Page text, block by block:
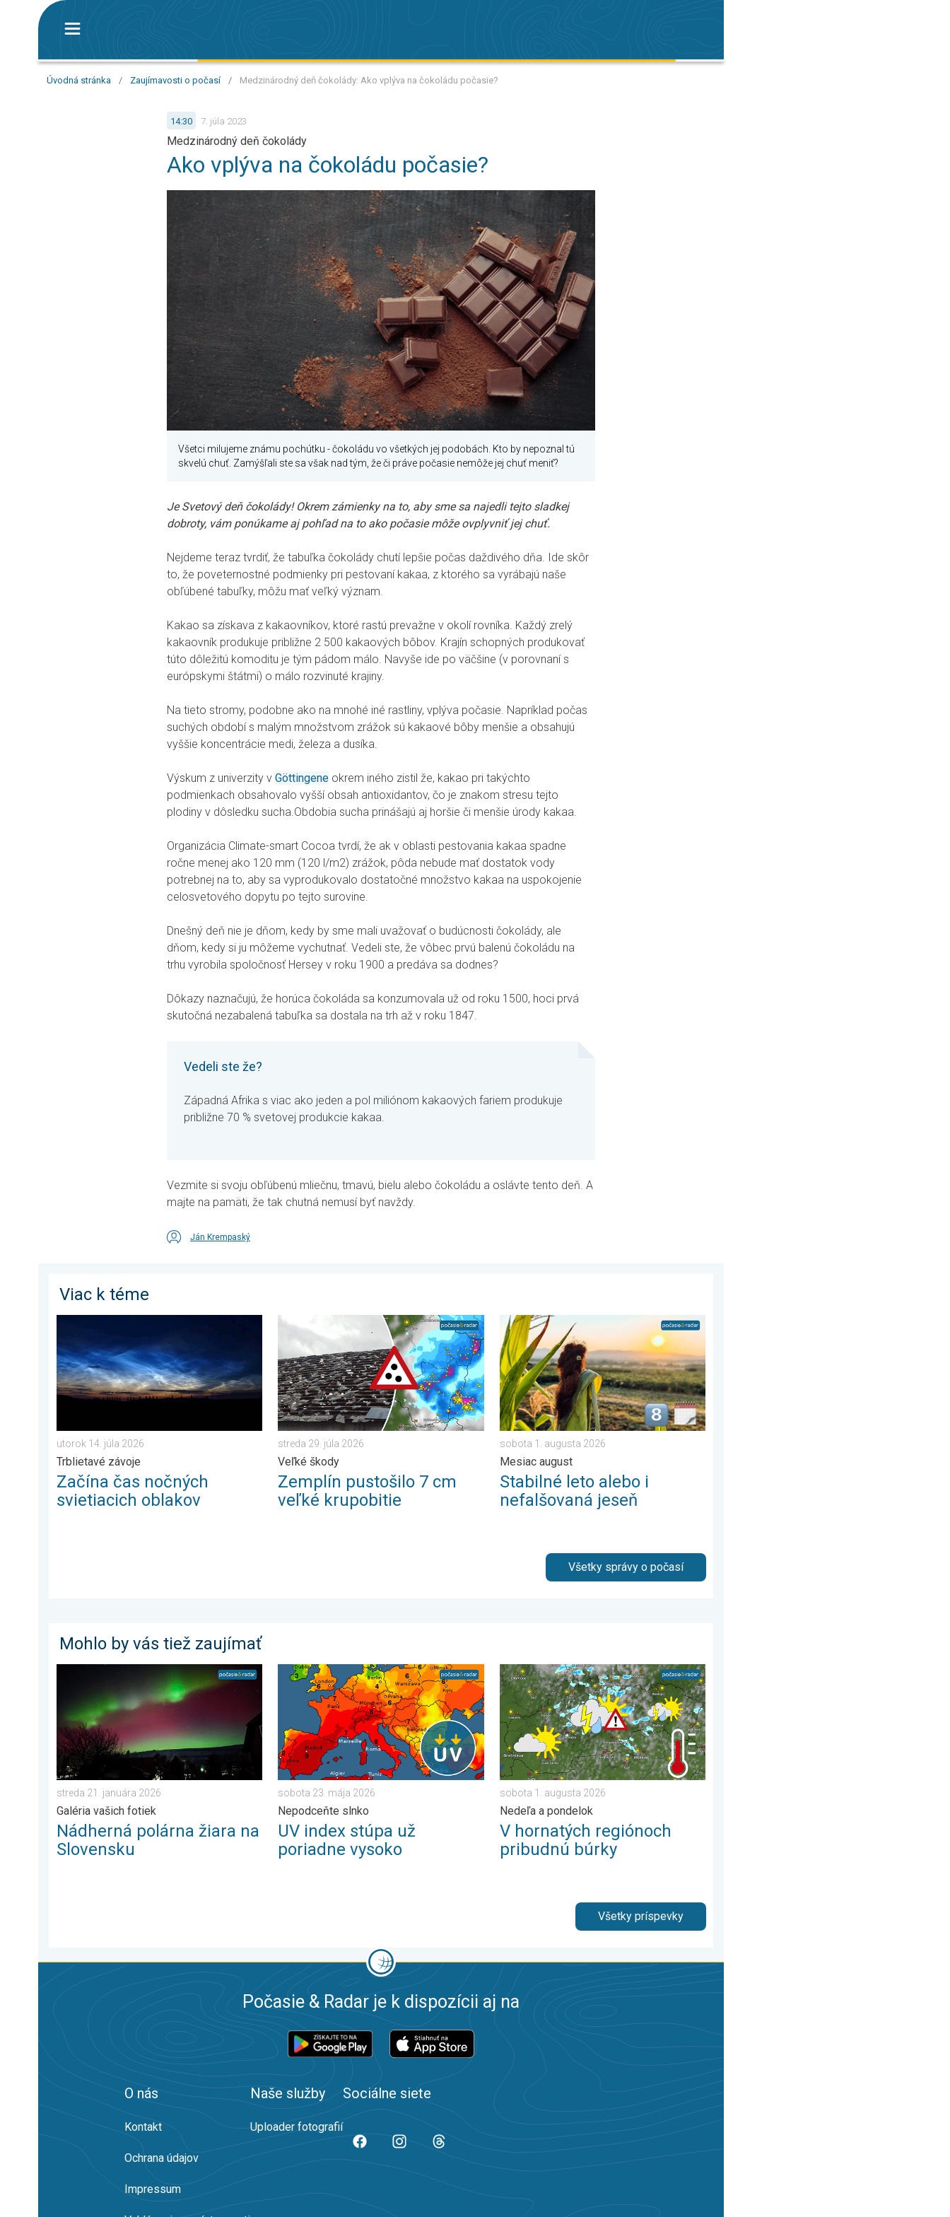
Úvodná stránka / Zaujímavosti o počasí / Medzinárodný deň čokolády: Ako vplýva na čokoládu počasie?
14:30 7. júla 2023
Medzinárodný deň čokolády
Ako vplýva na čokoládu počasie?
Všetci milujeme známu pochútku - čokoládu vo všetkých jej podobách. Kto by nepoznal tú
skvelú chuť. Zamýšľali ste sa však nad tým, že či práve počasie nemôže jej chuť meniť?
Je Svetový deň čokolády! Okrem zámienky na to, aby sme sa najedli tejto sladkej
dobroty, vám ponúkame aj pohľad na to ako počasie môže ovplyvniť jej chuť.
Nejdeme teraz tvrdiť, že tabuľka čokolády chutí lepšie počas daždivého dňa. Ide skôr
to, že poveternostné podmienky pri pestovaní kakaa, z ktorého sa vyrábajú naše
obľúbené tabuľky, môžu mať veľký význam.
Kakao sa získava z kakaovníkov, ktoré rastú prevažne v okolí rovníka. Každý zrelý
kakaovník produkuje približne 2 500 kakaových bôbov. Krajín schopných produkovať
túto dôležitú komoditu je tým pádom málo. Navyše ide po väčšine (v porovnaní s
európskymi štátmi) o málo rozvinuté krajiny.
Na tieto stromy, podobne ako na mnohé iné rastliny, vplýva počasie. Napríklad počas
suchých období s malým množstvom zrážok sú kakaové bôby menšie a obsahujú
vyššie koncentrácie medi, železa a dusíka.
Výskum z univerzity v Göttingene okrem iného zistil že, kakao pri takýchto
podmienkach obsahovalo vyšší obsah antioxidantov, čo je znakom stresu tejto
plodiny v dôsledku sucha.Obdobia sucha prinášajú aj horšie či menšie úrody kakaa.
Organizácia Climate-smart Cocoa tvrdí, že ak v oblasti pestovania kakaa spadne
ročne menej ako 120 mm (120 l/m2) zrážok, pôda nebude mať dostatok vody
potrebnej na to, aby sa vyprodukovalo dostatočné množstvo kakaa na uspokojenie
celosvetového dopytu po tejto surovine.
Dnešný deň nie je dňom, kedy by sme mali uvažovať o budúcnosti čokolády, ale
dňom, kedy si ju môžeme vychutnať. Vedeli ste, že vôbec prvú balenú čokoládu na
trhu vyrobila spoločnosť Hersey v roku 1900 a predáva sa dodnes?
Dôkazy naznačujú, že horúca čokoláda sa konzumovala už od roku 1500, hoci prvá
skutočná nezabalená tabuľka sa dostala na trh až v roku 1847.
Vedeli ste že?
Západná Afrika s viac ako jeden a pol miliónom kakaových fariem produkuje
približne 70 % svetovej produkcie kakaa.
Vezmite si svoju obľúbenú mliečnu, tmavú, bielu alebo čokoládu a oslávte tento deň. A
majte na pamäti, že tak chutná nemusí byť navždy.
Ján Krempaský
Viac k téme
Začína čas nočných svietiacich oblakov. Trblietavé závoje. . . utorok 14. júla 2026
utorok 14. júla 2026
Trblietavé závoje
Začína čas nočných
svietiacich oblakov
Zemplín pustošilo 7 cm veľké krupobitie. Veľké škody. . . streda 29. júla 2026
streda 29. júla 2026
Veľké škody
Zemplín pustošilo 7 cm
veľké krupobitie
Stabilné leto alebo i nefalšovaná jeseň. Mesiac august. . . sobota 1. augusta 2026
sobota 1. augusta 2026
Mesiac august
Stabilné leto alebo i
nefalšovaná jeseň
Všetky správy o počasí
Mohlo by vás tiež zaujímať
Nádherná polárna žiara na Slovensku. Galéria vašich fotiek. . . streda 21. januára 2026
streda 21. januára 2026
Galéria vašich fotiek
Nádherná polárna žiara na
Slovensku
UV index stúpa už poriadne vysoko. Nepodceňte slnko. . . sobota 23. mája 2026
sobota 23. mája 2026
Nepodceňte slnko
UV index stúpa už
poriadne vysoko
V hornatých regiónoch pribudnú búrky. Nedeľa a pondelok. . . sobota 1. augusta 2026
sobota 1. augusta 2026
Nedeľa a pondelok
V hornatých regiónoch
pribudnú búrky
Všetky príspevky
Počasie & Radar je k dispozícii aj na
O nás
Kontakt
Ochrana údajov
Impressum
Naše služby
Uploader fotografií
Sociálne siete